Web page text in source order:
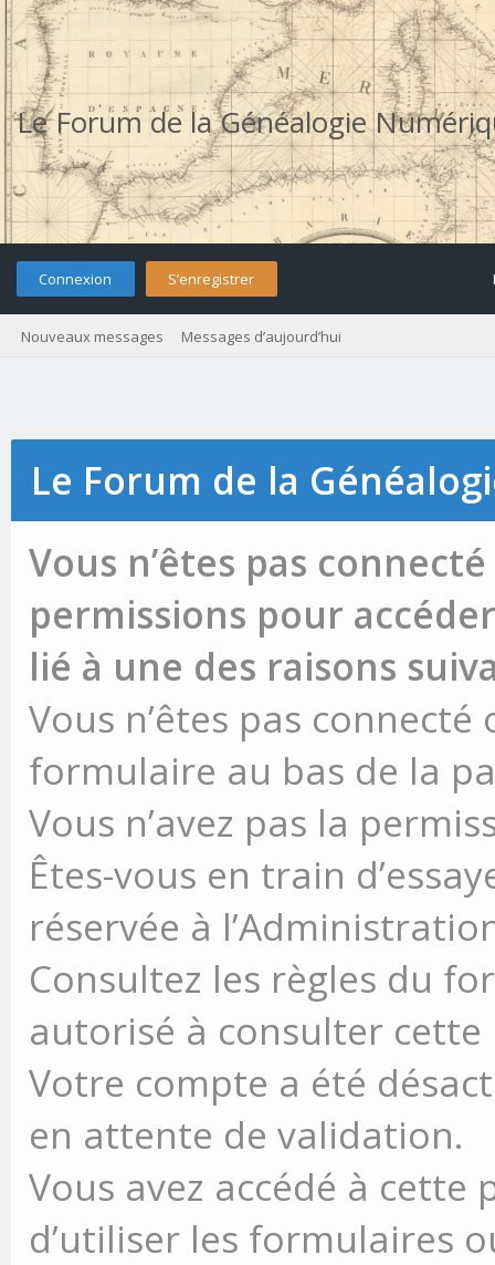
Le Forum de la Généalogie
Connexion S’enregistrer
Nouveaux messages Messages d’aujourd’hui
Le Forum de la
Vous n’êtes pas
permissions pour
lié à une des raisons
Vous n’êtes pas
formulaire au bas de la
Vous n’avez pas la
Êtes-vous en train
réservée à
Consultez les règles du
autorisé à consulter cette
Votre compte a été
en attente de validation.
Vous avez accédé à
d’utiliser les formulaires